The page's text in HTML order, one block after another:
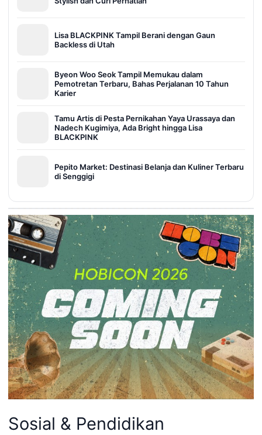
Lisa BLACKPINK Tampil Berani dengan Gaun
Backless di Utah
Byeon Woo Seok Tampil Memukau dalam
Pemotretan Terbaru, Bahas Perjalanan 10 Tahun
Karier
Tamu Artis di Pesta Pernikahan Yaya Urassaya dan
Nadech Kugimiya, Ada Bright hingga Lisa
BLACKPINK
Pepito Market: Destinasi Belanja dan Kuliner Terbaru
di Senggigi
Sosial & Pendidikan